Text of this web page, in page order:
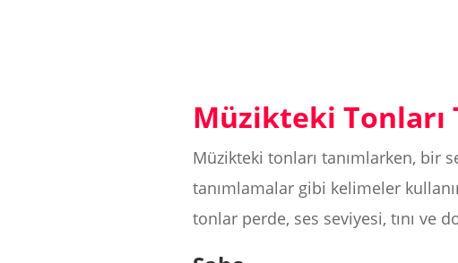
Müzikteki Tonları
Müzikteki tonları tanımlarken, bir
tanımlamalar gibi kelimeler
tonlar perde, ses seviyesi, tını ve